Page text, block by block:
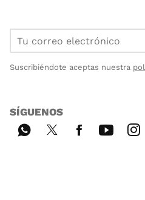
Suscribiéndote aceptas nuestra
SÍGUENOS